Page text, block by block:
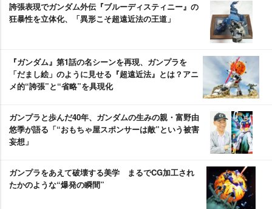
誇張表現でガンダム外伝『ブルーディスティニー』の
狂暴性を立体化、「異形こそ超遠近法の王道」
『ガンダム』第1話の名シーンを再現、ガンプラを
「だまし絵」のように見せる『超遠近法』とは？アニ
メ的“誇張”と“省略”を具現化
ガンプラと歩んだ40年、ガンダムの生みの親・富野由
悠季が語る「“おもちゃ屋スポンサーは敵”という被害
妄想」
ガンプラをあえて破壊する美学 まるでCG加工され
たかのような“爆発の瞬間”